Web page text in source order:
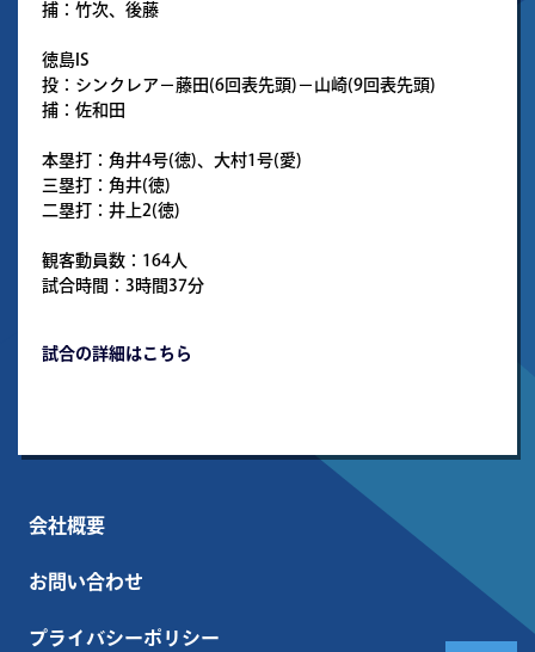
捕：竹次、後藤
徳島IS
投：シンクレア－藤田(6回表先頭)－山崎(9回表先頭)
捕：佐和田
本塁打：角井4号(徳)、大村1号(愛)
三塁打：角井(徳)
二塁打：井上2(徳)
観客動員数：164人
試合時間：3時間37分
試合の詳細はこちら
会社概要
お問い合わせ
プライバシーポリシー